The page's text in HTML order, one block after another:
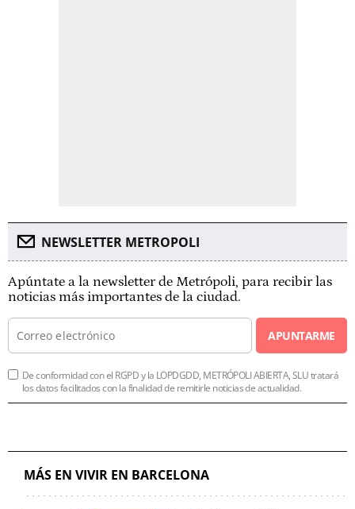
NEWSLETTER METROPOLI
Apúntate a la newsletter de Metrópoli, para recibir las
noticias más importantes de la ciudad.
APUNTARME
De conformidad con el RGPD y la LOPDGDD, METRÓPOLI ABIERTA, SLU tratará
los datos facilitados con la finalidad de remitirle noticias de actualidad.
MÁS EN VIVIR EN BARCELONA